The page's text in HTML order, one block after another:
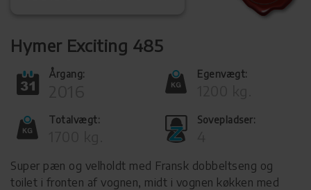
Hymer Exciting 485
Årgang: Egenvægt:
Totalvægt: Sovepladser:
Super pæn og velholdt med Fransk dobbeltseng og
toilet i fronten af vognen, midt i vognen køkken med